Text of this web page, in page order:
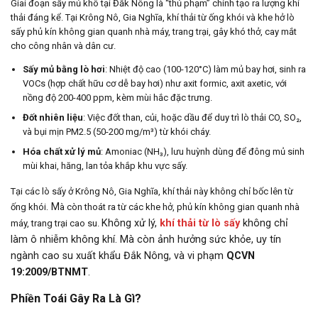
Giai đoạn sấy mủ khô tại Đắk Nông là “thủ phạm” chính tạo ra lượng khí
thải đáng kể. Tại Krông Nô, Gia Nghĩa, khí thải từ ống khói và khe hở lò
sấy phủ kín không gian quanh nhà máy, trang trại, gây khó thở, cay mắt
cho công nhân và dân cư.
Sấy mủ bằng lò hơi: Nhiệt độ cao (100-120°C) làm mủ bay hơi, sinh ra
VOCs (hợp chất hữu cơ dễ bay hơi) như axit formic, axit axetic, với
nồng độ 200-400 ppm, kèm mùi hắc đặc trưng.
Đốt nhiên liệu: Việc đốt than, củi, hoặc dầu để duy trì lò thải CO, SO₂,
và bụi mịn PM2.5 (50-200 mg/m³) từ khói cháy.
Hóa chất xử lý mủ: Amoniac (NH₃), lưu huỳnh dùng để đông mủ sinh
mùi khai, hăng, lan tỏa khắp khu vực sấy.
Tại các lò sấy ở Krông Nô, Gia Nghĩa, khí thải này không chỉ bốc lên từ
ống khói. M à còn thoát ra từ các khe hở, phủ kín không gian quanh nhà
máy, trang trại cao su. Không xử lý, khí thải từ lò sấy không chỉ
làm ô nhiễm không khí. Mà còn ảnh hưởng sức khỏe, uy tín
ngành cao su xuất khẩu Đắk Nông, và vi phạm QCVN
19:2009/BTNMT.
Phiền Toái Gây Ra Là Gì?